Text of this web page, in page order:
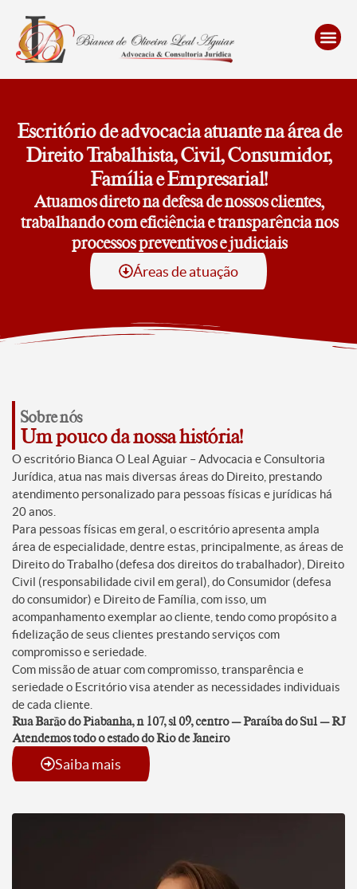
Escritório de advocacia atuante na área de
Direito Trabalhista, Civil, Consumidor,
Família e Empresarial!
Atuamos direto na defesa de nossos clientes,
trabalhando com eficiência e transparência nos
processos preventivos e judiciais
Áreas de atuação
Sobre nós
Um pouco da nossa história!
O escritório Bianca O Leal Aguiar – Advocacia e Consultoria
Jurídica, atua nas mais diversas áreas do Direito, prestando
atendimento personalizado para pessoas físicas e jurídicas há
20 anos.
Para pessoas físicas em geral, o escritório apresenta ampla
área de especialidade, dentre estas, principalmente, as áreas de
Direito do Trabalho (defesa dos direitos do trabalhador), Direito
Civil (responsabilidade civil em geral), do Consumidor (defesa
do consumidor) e Direito de Família, com isso, um
acompanhamento exemplar ao cliente, tendo como propósito a
fidelização de seus clientes prestando serviços com
compromisso e seriedade.
Com missão de atuar com compromisso, transparência e
seriedade o Escritório visa atender as necessidades individuais
de cada cliente.
Rua Barão do Piabanha, n 107, sl 09, centro – Paraíba do Sul – RJ
Atendemos todo o estado do Rio de Janeiro
Saiba mais